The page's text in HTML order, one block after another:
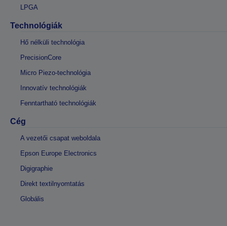
LPGA
Technológiák
Hő nélküli technológia
PrecisionCore
Micro Piezo-technológia
Innovatív technológiák
Fenntartható technológiák
Cég
A vezetői csapat weboldala
Epson Europe Electronics
Digigraphie
Direkt textilnyomtatás
Globális